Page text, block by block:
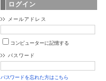
ログイン
メールアドレス
コンピューターに記憶する
パスワード
パスワードを忘れた方はこちら